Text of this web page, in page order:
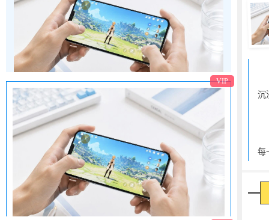
公平竞技场，不卖数值，全凭操作实力说话。
无差别属性平衡，指尖微操决定胜负。
参与天梯排位赛，登顶全服争做最强王者！
商 游戏竞技规则正文